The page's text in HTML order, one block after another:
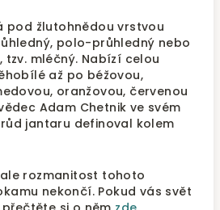
pod žlutohnědou vrstvou
polo-průhledný nebo
tzv. mléčný. Nabízí celou
až po béžovou,
oranžovou, červenou
Adam Chetnik ve svém
jantaru definoval kolem
rozmanitost tohoto
nekončí. Pokud vás svět